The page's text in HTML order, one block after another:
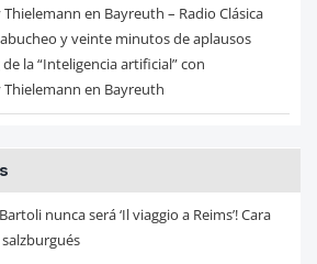
en Bayreuth – Radio Clásica
y veinte minutos de aplausos
la “Inteligencia artificial” con
en Bayreuth
nunca será ‘Il viaggio a Reims’! Cara